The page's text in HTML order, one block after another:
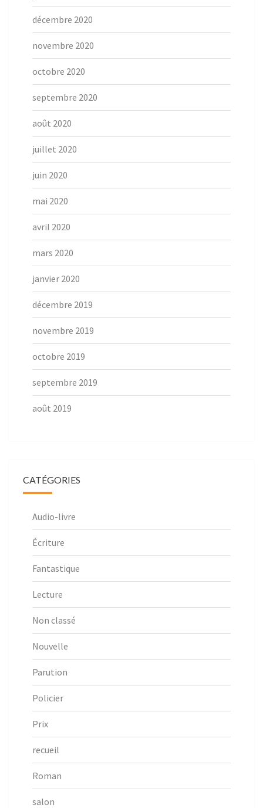
décembre 2020
novembre 2020
octobre 2020
septembre 2020
août 2020
juillet 2020
juin 2020
mai 2020
avril 2020
mars 2020
janvier 2020
décembre 2019
novembre 2019
octobre 2019
septembre 2019
août 2019
CATÉGORIES
Audio-livre
Écriture
Fantastique
Lecture
Non classé
Nouvelle
Parution
Policier
Prix
recueil
Roman
salon